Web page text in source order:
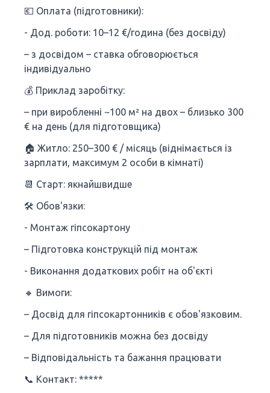
💶 Оплата (підготовники):
- Дод. роботи: 10–12 €/година (без досвіду)
– з досвідом – ставка обговорюється
індивідуально
💰 Приклад заробітку:
– при виробленні ~100 м² на двох – близько 300
€ на день (для підготовщика)
🏠 Житло: 250–300 € / місяць (віднімається із
зарплати, максимум 2 особи в кімнаті)
📆 Старт: якнайшвидше
🛠 Обов'язки:
- Монтаж гіпсокартону
– Підготовка конструкцій під монтаж
- Виконання додаткових робіт на об'єкті
🔸 Вимоги:
– Досвід для гіпсокартонників є обов'язковим.
– Для підготовників можна без досвіду
– Відповідальність та бажання працювати
📞 Контакт: *****